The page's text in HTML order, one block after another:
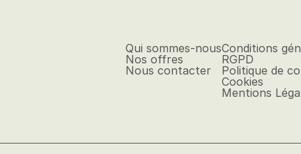
Qui sommes-nous
Nos offres
Nous contacter
Conditions
RGPD
Politique de
Cookies
Mentions